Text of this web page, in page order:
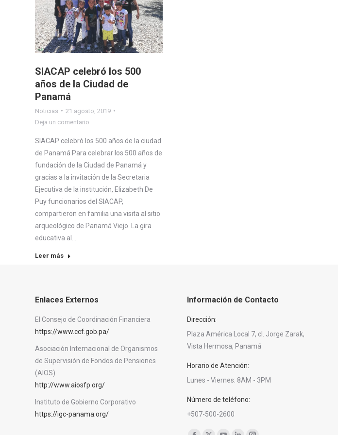
SIACAP celebró los 500
años de la Ciudad de
Panamá
Noticias
21 agosto, 2019
Deja un comentario
SIACAP celebró los 500 años de la ciudad
de Panamá Para celebrar los 500 años de
fundación de la Ciudad de Panamá y
gracias a la invitación de la Secretaria
Ejecutiva de la institución, Elizabeth De
Puy funcionarios del SIACAP,
compartieron en familia una visita al sitio
arqueológico de Panamá Viejo. La gira
educativa al…
Leer más
Enlaces Externos
El Consejo de Coordinación Financiera
https://www.ccf.gob.pa/
Asociación Internacional de Organismos
de Supervisión de Fondos de Pensiones
(AIOS)
http://www.aiosfp.org/
Instituto de Gobierno Corporativo
https://igc-panama.org/
Información de Contacto
Dirección:
Plaza América Local 7, cl. Jorge Zarak,
Vista Hermosa, Panamá
Horario de Atención:
Lunes - Viernes: 8AM - 3PM
Número de teléfono:
+507-500-2600
Encuéntranos en: